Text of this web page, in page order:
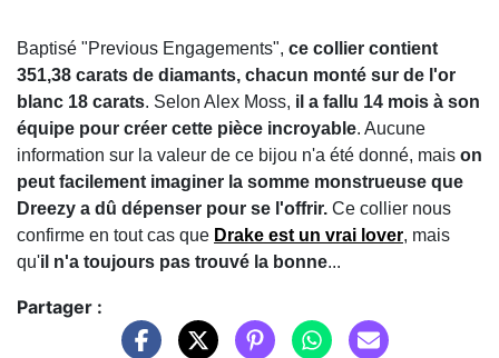
Baptisé "Previous Engagements", ce collier contient
351,38 carats de diamants, chacun monté sur de l'or
blanc 18 carats. Selon Alex Moss, il a fallu 14 mois à son
équipe pour créer cette pièce incroyable. Aucune
information sur la valeur de ce bijou n'a été donné, mais on
peut facilement imaginer la somme monstrueuse que
Dreezy a dû dépenser pour se l'offrir. Ce collier nous
confirme en tout cas que Drake est un vrai lover, mais
qu'il n'a toujours pas trouvé la bonne...
Partager :